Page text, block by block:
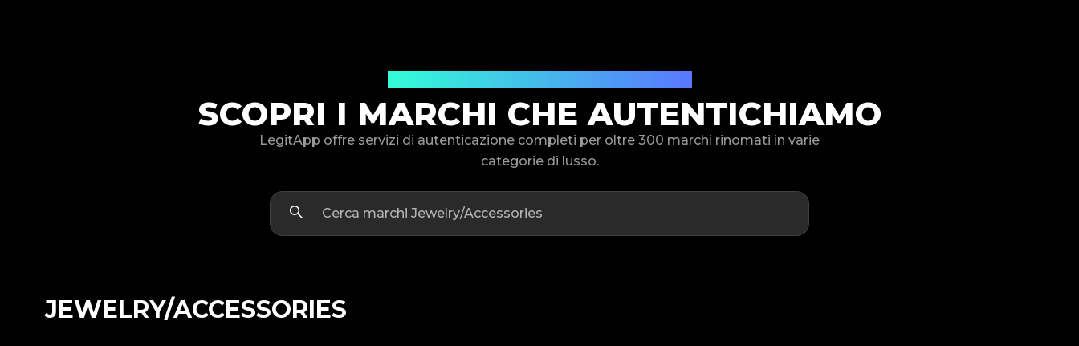
SCOPRI I MARCHI CHE AUTENTICHIAMO
LegitApp offre servizi di autenticazione completi per oltre 300 marchi rinomati in varie
categorie di lusso.
JEWELRY/ACCESSORIES